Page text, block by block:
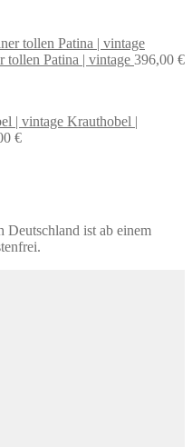
tollen Patina | vintage 396,00 €
Krauthobel |
€
ist ab einem